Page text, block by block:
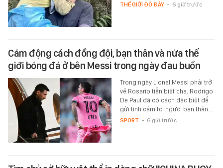
THẾ GIỚI ĐÓ ĐÂY - 6 giờ trước
Cảm động cách đồng đội, bạn thân và nửa thế
giới bóng đá ở bên Messi trong ngày đau buồn
Trong ngày Lionel Messi phải trở
về Rosario tiễn biệt cha, Rodrigo
De Paul đã có cách đặc biệt để
gửi tình cảm tới người bạn thân.…
SPORT - 6 giờ trước